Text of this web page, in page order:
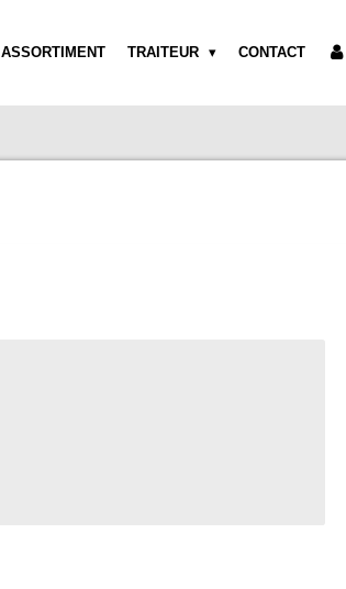
ASSORTIMENT TRAITEUR CONTACT